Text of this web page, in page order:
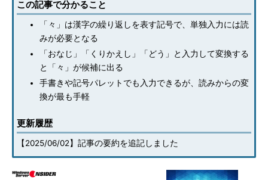
この記事で分かること
「々」は漢字の繰り返しを表す記号で、単独入力には読
みが必要となる
「おなじ」「くりかえし」「どう」と入力して変換する
と「々」が候補に出る
手書きや記号パレットでも入力できるが、読みからの変
換が最も手軽
更新履歴
【2025/06/02】記事の要約を追記しました